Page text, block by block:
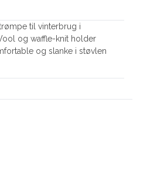
til vinterbrug i
og waffle-knit holder
og slanke i støvlen